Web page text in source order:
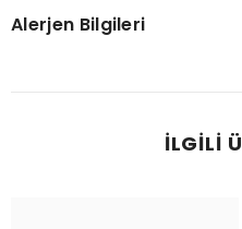
Alerjen Bilgileri
İLGILI